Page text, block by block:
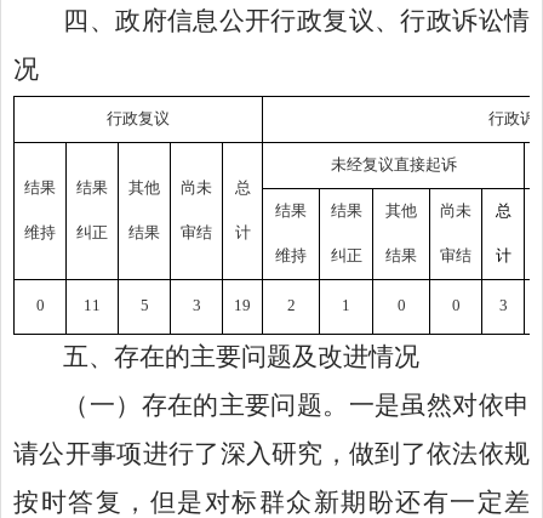
四、政府信息公开行政复议、行政诉讼情
况
行政复议 行政诉
结果
维持
结果
纠正
其他
结果
尚未
审结
总
计
未经复议直接起诉
结果
维持
结果
纠正
其他
结果
尚未
审结
总
计
0 11 5 3 19 2 1 0 0 3
五、存在的主要问题及改进情况
（一） 存在的主要问题。 一是虽然对依申
请公开事项进行了深入研究，做到了依法依规
按时答复，但是对标群众新期盼还有一定差